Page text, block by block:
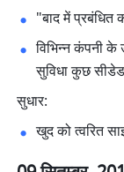
"बाद में प्रबंधित
विभिन्न कंपनी
सुविधा कुछ
सुधार:
खुद को त्वरित